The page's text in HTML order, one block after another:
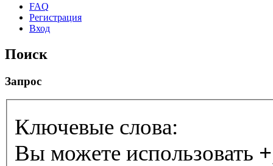
FAQ
Регистрация
Вход
Поиск
Запрос
Ключевые слова:
Вы можете использовать +